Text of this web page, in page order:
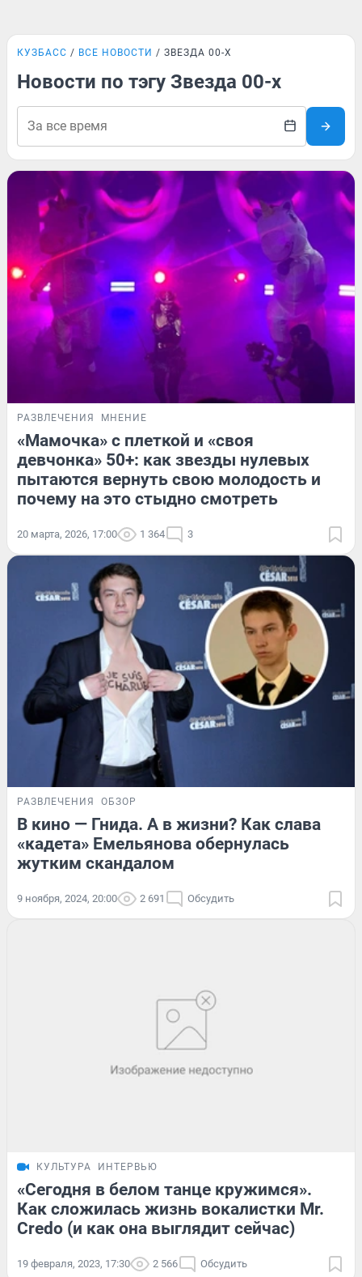
КУЗБАСС ВСЕ НОВОСТИ ЗВЕЗДА 00-Х
Новости по тэгу Звезда 00-х
РАЗВЛЕЧЕНИЯ МНЕНИЕ
«Мамочка» с плеткой и «своя
девчонка» 50+: как звезды нулевых
пытаются вернуть свою молодость и
почему на это стыдно смотреть
20 марта, 2026, 17:00 1 364 3
РАЗВЛЕЧЕНИЯ ОБЗОР
В кино — Гнида. А в жизни? Как слава
«кадета» Емельянова обернулась
жутким скандалом
9 ноября, 2024, 20:00 2 691 Обсудить
КУЛЬТУРА ИНТЕРВЬЮ
«Сегодня в белом танце кружимся».
Как сложилась жизнь вокалистки Mr.
Credo (и как она выглядит сейчас)
19 февраля, 2023, 17:30 2 566 Обсудить